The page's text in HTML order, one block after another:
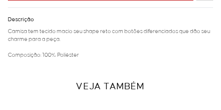
Descrição
Camisa tem tecido macio seu shape reto com botões diferenciados que dão seu
charme para a peça.
Composição: 100% Poliéster
VEJA TAMBÉM